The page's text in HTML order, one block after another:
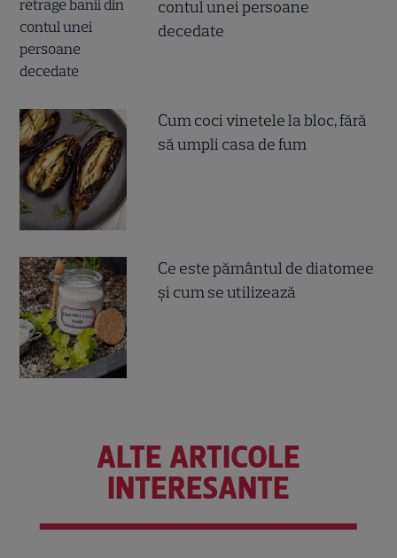
contul unei persoane
decedate
Cum coci vinetele la bloc, fără
să umpli casa de fum
Ce este pământul de diatomee
și cum se utilizează
ALTE ARTICOLE
INTERESANTE